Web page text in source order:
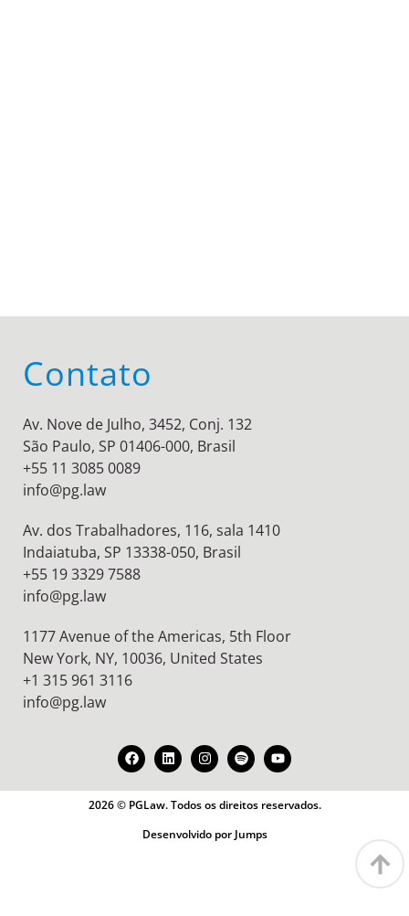
Contato
Av. Nove de Julho, 3452, Conj. 132
São Paulo, SP 01406-000, Brasil
+55 11 3085 0089
info@pg.law
Av. dos Trabalhadores, 116, sala 1410
Indaiatuba, SP 13338-050, Brasil
+55 19 3329 7588
info@pg.law
1177 Avenue of the Americas, 5th Floor
New York, NY, 10036, United States
+1 315 961 3116
info@pg.law
2026 © PGLaw. Todos os direitos reservados.
Desenvolvido por Jumps